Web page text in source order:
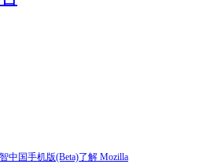
中国手机版(Beta)了解 Mozilla